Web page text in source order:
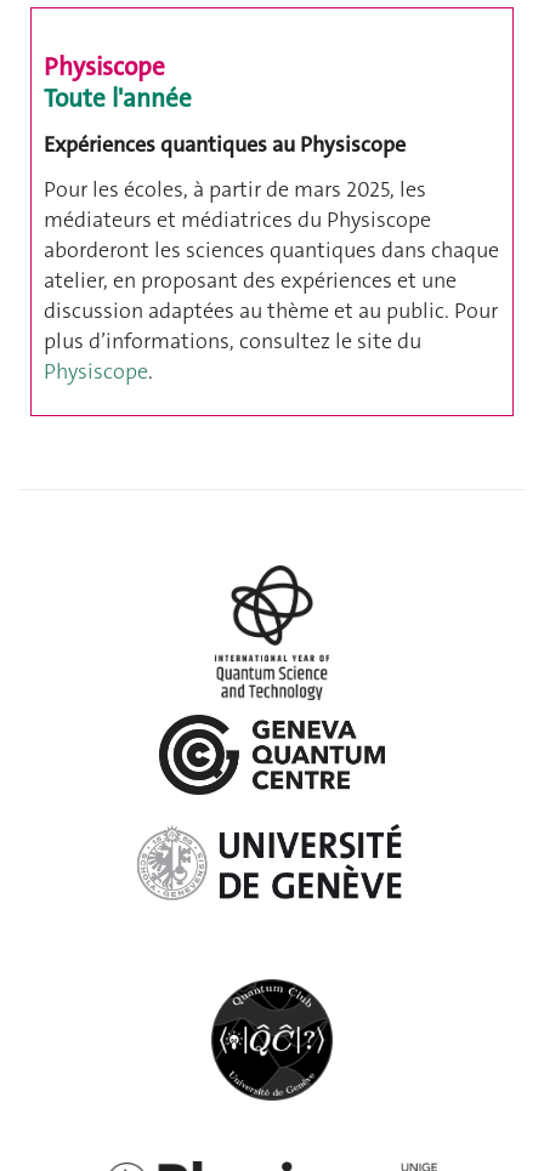
Physiscope
Toute l'année
Expériences quantiques au Physiscope
Pour les écoles, à partir de mars 2025, les
médiateurs et médiatrices du Physiscope
aborderont les sciences quantiques dans chaque
atelier, en proposant des expériences et une
discussion adaptées au thème et au public. Pour
plus d’informations, consultez le site du
Physiscope.